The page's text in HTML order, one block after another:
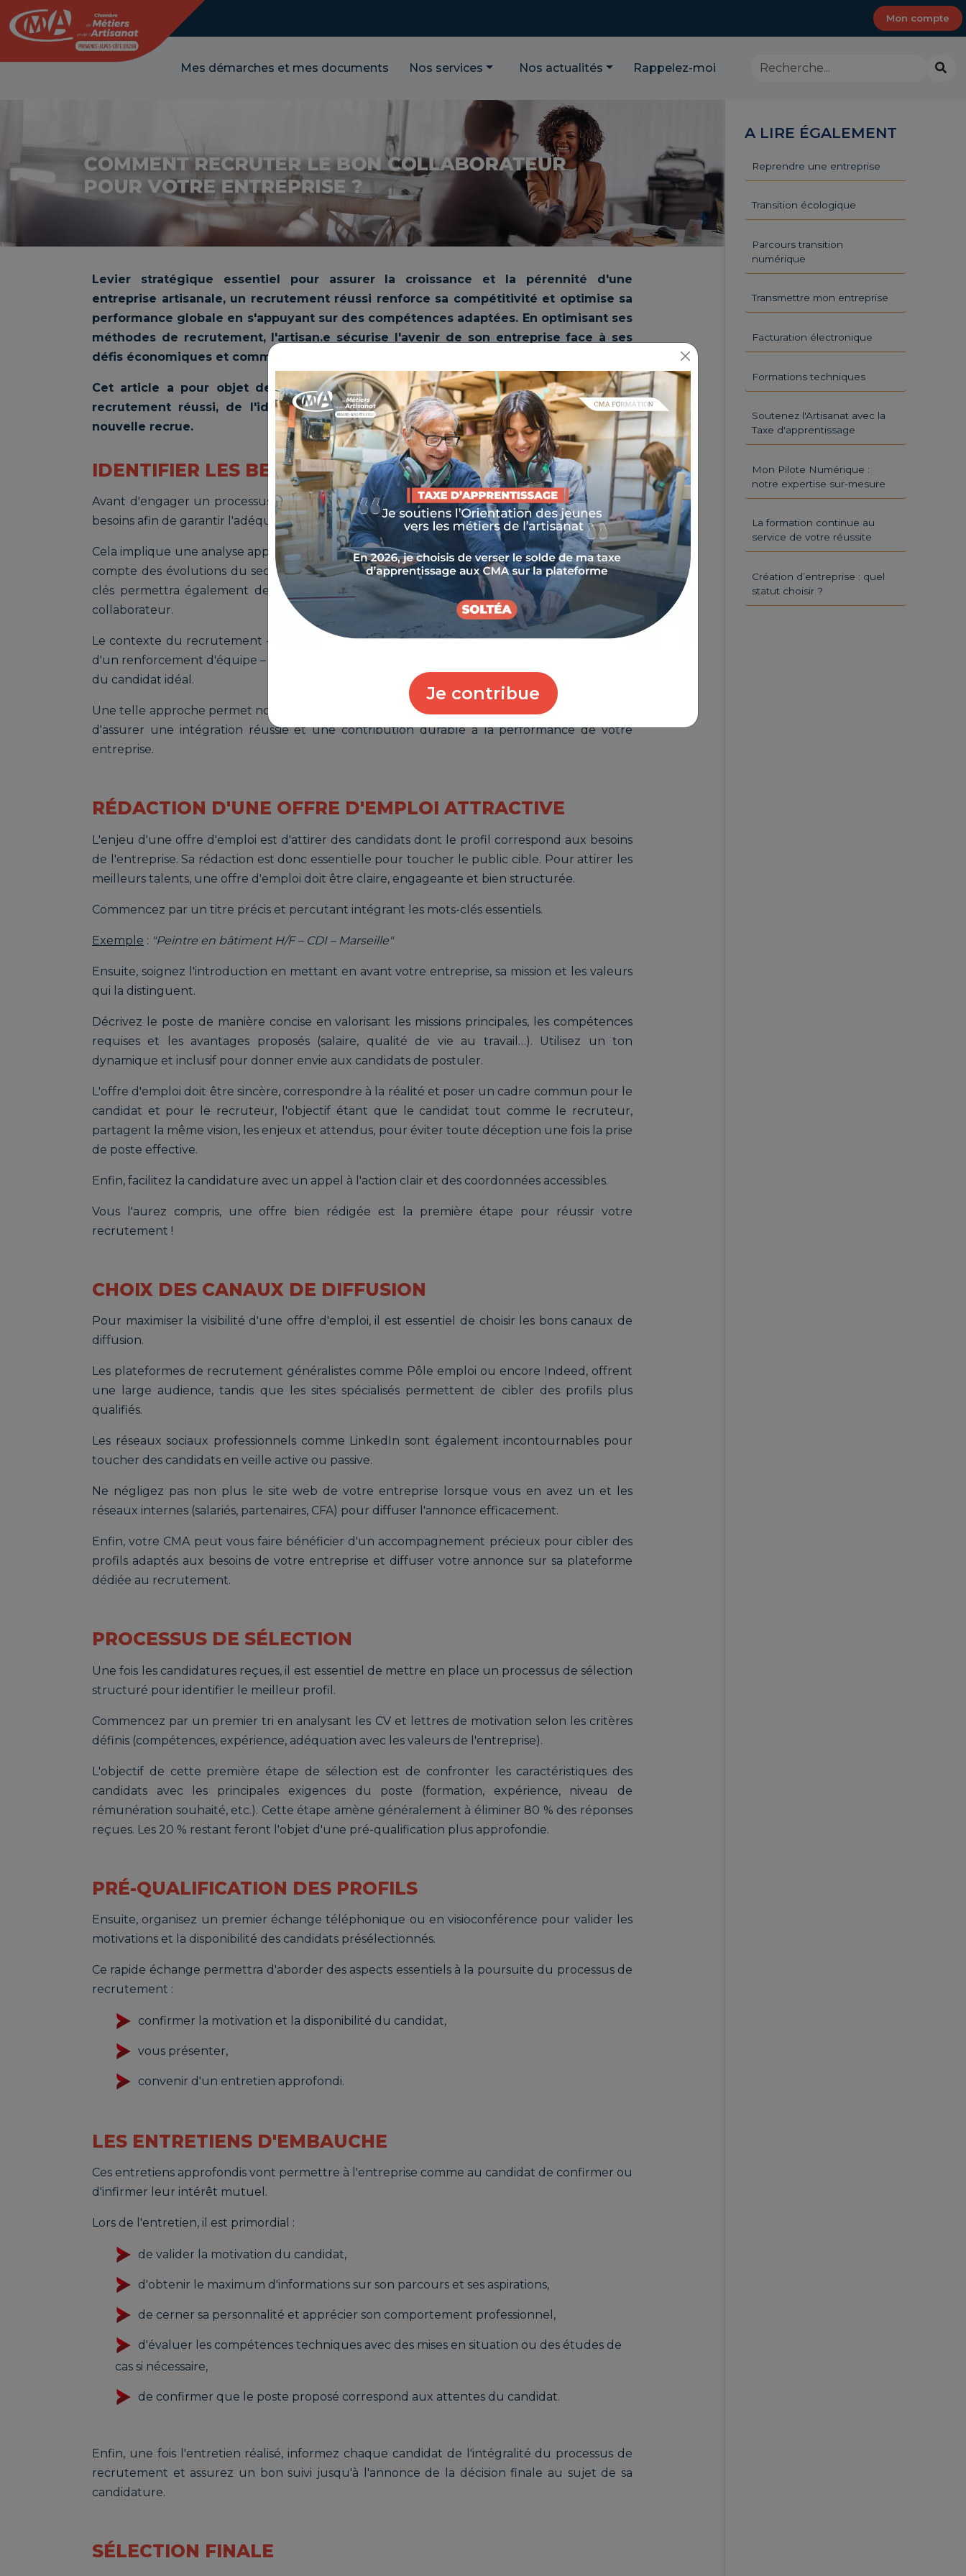
Mon compte
Mes démarches et mes documents Nos services Nos actualités Rappelez-moi
Rechercher
dans
CMA
Alpes-
Je contribue
Levier stratégique essentiel pour assurer la croissance et la pérennité d'une
entreprise artisanale, un recrutement réussi renforce sa compétitivité et optimise sa
performance globale en s'appuyant sur des compétences adaptées. En optimisant ses
méthodes de recrutement, l'artisan.e sécurise l'avenir de son entreprise face à ses
défis économiques et commerciaux.
Cet article a pour objet de vous présenter les étapes à ne pas négliger pour un
recrutement réussi, de l'identification de votre besoin à la l'intégration de votre
nouvelle recrue.
IDENTIFIER LES BESOINS DE L'ENTREPRISE
Avant d'engager un processus de recrutement, il est essentiel d'identifier avec précision vos
besoins afin de garantir l'adéquation entre le poste à pourvoir et vos objectifs.
Cela implique une analyse approfondie des compétences et qualifications requises, en tenant
compte des évolutions du secteur et des exigences du poste. Déterminer les compétences
clés permettra également de préciser la nature du poste et les attentes envers le futur
collaborateur.
Le contexte du recrutement – qu'il s'agisse d'une création de poste, d'un remplacement ou
d'un renforcement d'équipe – doit également être pris en compte pour orienter la recherche
du candidat idéal.
Une telle approche permet non seulement d'optimiser l'efficacité du recrutement, mais aussi
d'assurer une intégration réussie et une contribution durable à la performance de votre
entreprise.
RÉDACTION D'UNE OFFRE D'EMPLOI ATTRACTIVE
L'enjeu d'une offre d'emploi est d'attirer des candidats dont le profil correspond aux besoins
de l'entreprise. Sa rédaction est donc essentielle pour toucher le public cible. Pour attirer les
meilleurs talents, une offre d'emploi doit être claire, engageante et bien structurée.
Commencez par un titre précis et percutant intégrant les mots-clés essentiels.
Exemple : "Peintre en bâtiment H/F – CDI – Marseille"
Ensuite, soignez l'introduction en mettant en avant votre entreprise, sa mission et les valeurs
qui la distinguent.
Décrivez le poste de manière concise en valorisant les missions principales, les compétences
requises et les avantages proposés (salaire, qualité de vie au travail…). Utilisez un ton
dynamique et inclusif pour donner envie aux candidats de postuler.
L'offre d'emploi doit être sincère, correspondre à la réalité et poser un cadre commun pour le
candidat et pour le recruteur, l'objectif étant que le candidat tout comme le recruteur,
partagent la même vision, les enjeux et attendus, pour éviter toute déception une fois la prise
de poste effective.
Enfin, facilitez la candidature avec un appel à l'action clair et des coordonnées accessibles.
Vous l'aurez compris, une offre bien rédigée est la première étape pour réussir votre
recrutement !
CHOIX DES CANAUX DE DIFFUSION
Pour maximiser la visibilité d'une offre d'emploi, il est essentiel de choisir les bons canaux de
diffusion.
Les plateformes de recrutement généralistes comme Pôle emploi ou encore Indeed, offrent
une large audience, tandis que les sites spécialisés permettent de cibler des profils plus
qualifiés.
Les réseaux sociaux professionnels comme LinkedIn sont également incontournables pour
toucher des candidats en veille active ou passive.
Ne négligez pas non plus le site web de votre entreprise lorsque vous en avez un et les
réseaux internes (salariés, partenaires, CFA) pour diffuser l'annonce efficacement.
Enfin, votre CMA peut vous faire bénéficier d'un accompagnement précieux pour cibler des
profils adaptés aux besoins de votre entreprise et diffuser votre annonce sur sa plateforme
dédiée au recrutement.
PROCESSUS DE SÉLECTION
Une fois les candidatures reçues, il est essentiel de mettre en place un processus de sélection
structuré pour identifier le meilleur profil.
Commencez par un premier tri en analysant les CV et lettres de motivation selon les critères
définis (compétences, expérience, adéquation avec les valeurs de l'entreprise).
L'objectif de cette première étape de sélection est de confronter les caractéristiques des
candidats avec les principales exigences du poste (formation, expérience, niveau de
rémunération souhaité, etc.). Cette étape amène généralement à éliminer 80 % des réponses
reçues. Les 20 % restant feront l'objet d'une pré-qualification plus approfondie.
PRÉ-QUALIFICATION DES PROFILS
Ensuite, organisez un premier échange téléphonique ou en visioconférence pour valider les
motivations et la disponibilité des candidats présélectionnés.
Ce rapide échange permettra d'aborder des aspects essentiels à la poursuite du processus de
recrutement :
confirmer la motivation et la disponibilité du candidat,
vous présenter,
convenir d'un entretien approfondi.
LES ENTRETIENS D'EMBAUCHE
Ces entretiens approfondis vont permettre à l'entreprise comme au candidat de confirmer ou
d'infirmer leur intérêt mutuel.
Lors de l'entretien, il est primordial :
de valider la motivation du candidat,
d'obtenir le maximum d'informations sur son parcours et ses aspirations,
de cerner sa personnalité et apprécier son comportement professionnel,
d'évaluer les compétences techniques avec des mises en situation ou des études de
cas si nécessaire,
de confirmer que le poste proposé correspond aux attentes du candidat.
Enfin, une fois l'entretien réalisé, informez chaque candidat de l'intégralité du processus de
recrutement et assurez un bon suivi jusqu'à l'annonce de la décision finale au sujet de sa
candidature.
SÉLECTION FINALE
A LIRE ÉGALEMENT
Reprendre une entreprise
Transition écologique
Parcours transition
numérique
Transmettre mon entreprise
Facturation électronique
Formations techniques
Soutenez l'Artisanat avec la
Taxe d'apprentissage
Mon Pilote Numérique :
notre expertise sur-mesure
La formation continue au
service de votre réussite
Création d’entreprise : quel
statut choisir ?
Panneau de gestion des cookies